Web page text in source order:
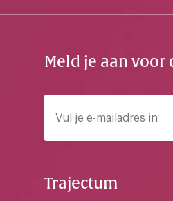
Meld je aan
Trajectum